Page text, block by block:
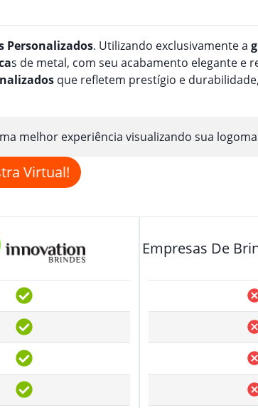
Personalizados. Utilizando exclusivamente a
s de metal, com seu acabamento elegante e
s que refletem prestígio e
melhor experiência visualizando sua
Virtual!
Empresas De